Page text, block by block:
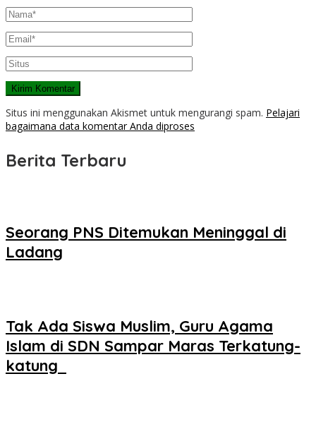
Situs ini menggunakan Akismet untuk mengurangi spam. Pelajari
bagaimana data komentar Anda diproses
Berita Terbaru
Seorang PNS Ditemukan Meninggal di
Ladang
Tak Ada Siswa Muslim, Guru Agama
Islam di SDN Sampar Maras Terkatung-
katung ‎